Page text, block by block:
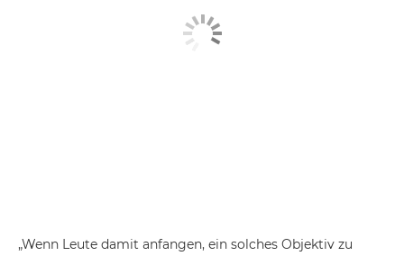
„Wenn Leute damit anfangen, ein solches Objektiv zu